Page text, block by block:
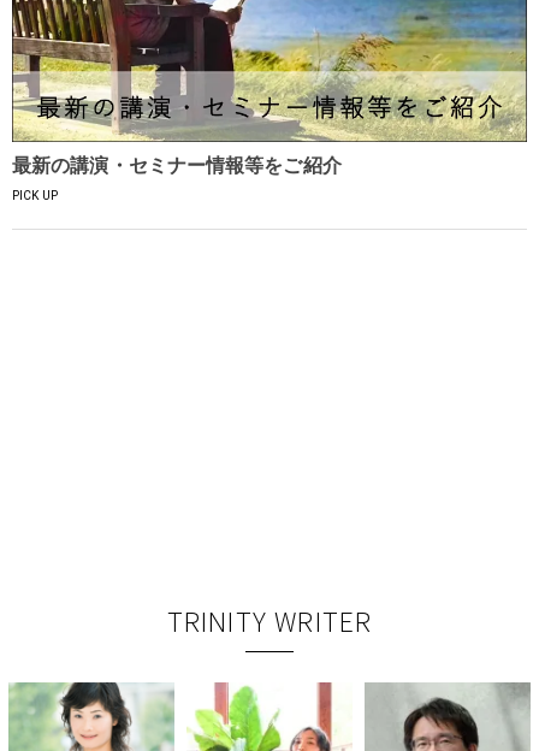
最新の講演・セミナー情報等をご紹介
PICK UP
TRINITY WRITER